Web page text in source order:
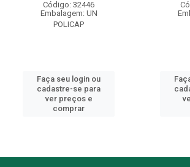
Código: 32446
Embalagem: UN
POLICAP
Faça seu login ou
cadastre-se para
ver preços e
comprar